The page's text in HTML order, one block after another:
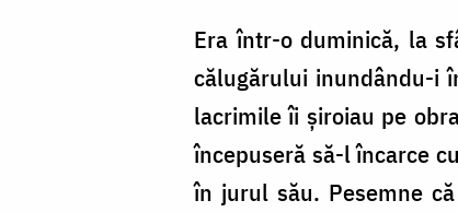
Era într-o duminică, la
călugărului inundându-i
lacrimile îi şiroiau pe
începuseră să-l încarce
în jurul său. Pesemne